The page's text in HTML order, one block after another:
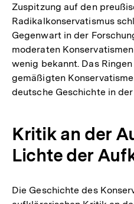
Zuspitzung auf den
Radikalkonservatismus
Gegenwart in der
moderaten
wenig bekannt. Das
gemäßigten
deutsche Geschichte in
Kritik an der
Lichte der
Die Geschichte des